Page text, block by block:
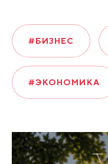
#БИЗНЕС
#ЭКОНОМИКА